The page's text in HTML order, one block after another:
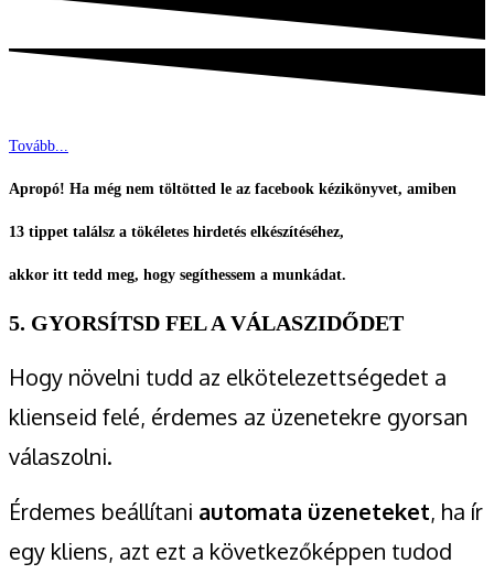
Tovább...
Apropó! Ha még nem töltötted le az facebook kézikönyvet, amiben
13 tippet találsz a tökéletes hirdetés elkészítéséhez,
akkor itt tedd meg, hogy segíthessem a munkádat.
5. GYORSÍTSD FEL A VÁLASZIDŐDET​
Hogy növelni tudd az elkötelezettségedet a
klienseid felé, érdemes az üzenetekre gyorsan
válaszolni.
Érdemes beállítani automata üzeneteket, ha ír
egy kliens, azt ezt a következőképpen tudod